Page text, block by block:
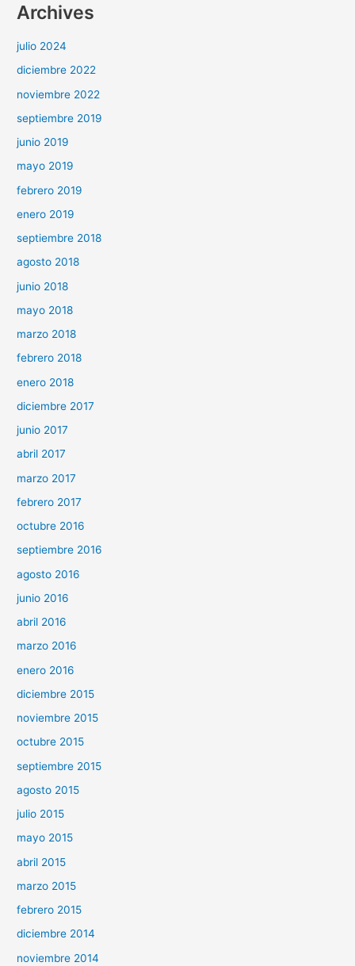
Archives
julio 2024
diciembre 2022
noviembre 2022
septiembre 2019
junio 2019
mayo 2019
febrero 2019
enero 2019
septiembre 2018
agosto 2018
junio 2018
mayo 2018
marzo 2018
febrero 2018
enero 2018
diciembre 2017
junio 2017
abril 2017
marzo 2017
febrero 2017
octubre 2016
septiembre 2016
agosto 2016
junio 2016
abril 2016
marzo 2016
enero 2016
diciembre 2015
noviembre 2015
octubre 2015
septiembre 2015
agosto 2015
julio 2015
mayo 2015
abril 2015
marzo 2015
febrero 2015
diciembre 2014
noviembre 2014